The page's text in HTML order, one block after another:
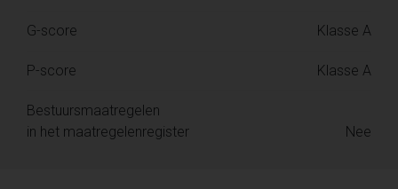
G-score Klasse A
P-score Klasse A
Bestuursmaatregelen
in het maatregelenregister
Nee